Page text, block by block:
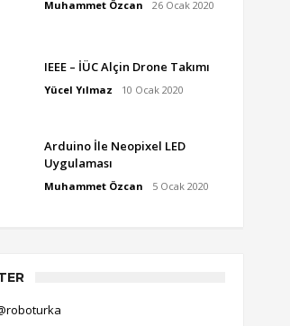
Muhammet Özcan 26 Ocak 2020
IEEE – İÜC Alçin Drone Takımı
Yücel Yılmaz 10 Ocak 2020
Arduino İle Neopixel LED
Uygulaması
Muhammet Özcan 5 Ocak 2020